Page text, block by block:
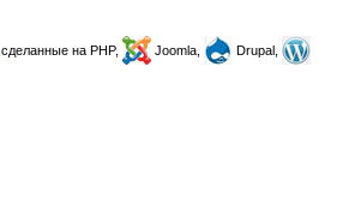
, сделанные на PHP, Joomla,
Drupal,